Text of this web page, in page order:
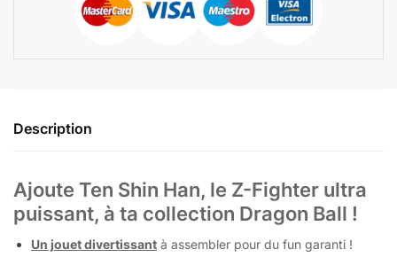
Description
Ajoute Ten Shin Han, le Z-Fighter ultra
puissant, à ta collection Dragon Ball !
Un jouet divertissant à assembler pour du fun garanti !